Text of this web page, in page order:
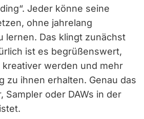
Jeder könne seine
ohne jahrelang
lernen. Das klingt zunächst
ist es begrüßenswert,
werden und mehr
zu ihnen erhalten. Genau das
Sampler oder DAWs in der